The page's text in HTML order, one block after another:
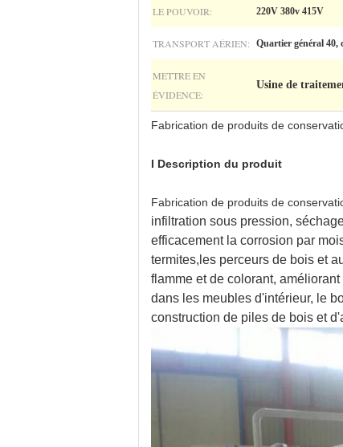
LE POUVOIR: 220V 380v 415V
TRANSPORT AÉRIEN: Quartier général 40,
METTRE EN
ÉVIDENCE:
Usine de
Fabrication de produits de
I Description du produit
Fabrication de produits de
infiltration sous pression,
efficacement la corrosion par
termites,les perceurs de bois et
flamme et de colorant,
dans les meubles d'intérieur, le
construction de piles de bois et